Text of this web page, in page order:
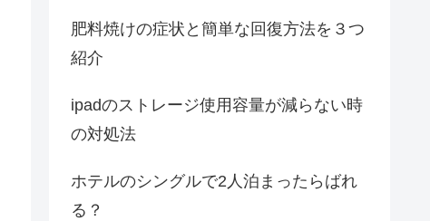
肥料焼けの症状と簡単な回復方法を３つ
紹介
ipadのストレージ使用容量が減らない時
の対処法
ホテルのシングルで2人泊まったらばれ
る？